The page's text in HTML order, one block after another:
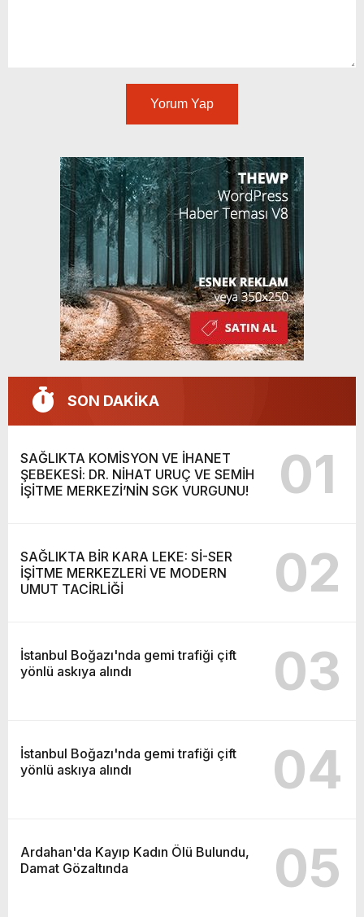
Yorum Yap
SON DAKİKA
SAĞLIKTA KOMİSYON VE İHANET
ŞEBEKESİ: DR. NİHAT URUÇ VE SEMİH
İŞİTME MERKEZİ’NİN SGK VURGUNU!
01
SAĞLIKTA BİR KARA LEKE: Sİ-SER
İŞİTME MERKEZLERİ VE MODERN
UMUT TACİRLİĞİ
02
İstanbul Boğazı'nda gemi trafiği çift
yönlü askıya alındı
03
İstanbul Boğazı'nda gemi trafiği çift
yönlü askıya alındı
04
Ardahan'da Kayıp Kadın Ölü Bulundu,
Damat Gözaltında
05